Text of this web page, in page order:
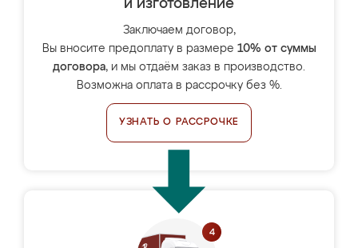
и изготовление
Заключаем договор,
Вы вносите предоплату в размере 10% от суммы
договора, и мы отдаём заказ в производство.
Возможна оплата в рассрочку без %.
УЗНАТЬ О РАССРОЧКЕ